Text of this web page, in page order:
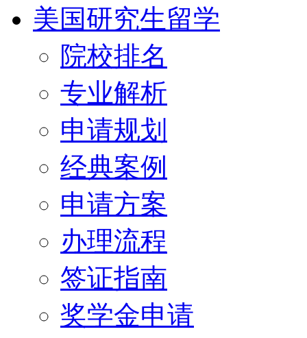
美国研究生留学
院校排名
专业解析
申请规划
经典案例
申请方案
办理流程
签证指南
奖学金申请